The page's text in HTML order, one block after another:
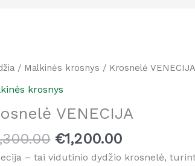
/ Malkinės krosnys / Krosnelė VENECIJA
krosnys
VENECIJA
Original
was:
€1,300.00.
€1,200.00
Current
€1,200.00.
– tai vidutinio dydžio krosnelė,